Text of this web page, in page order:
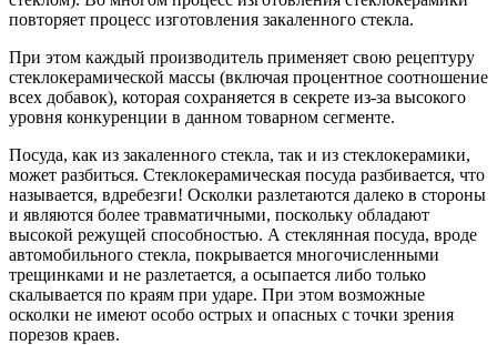
повторяет процесс изготовления закаленного стекла.
При этом каждый производитель применяет свою рецептуру
стеклокерамической массы (включая процентное соотношение
всех добавок), которая сохраняется в секрете из-за высокого
уровня конкуренции в данном товарном сегменте.
Посуда, как из закаленного стекла, так и из стеклокерамики,
может разбиться. Стеклокерамическая посуда разбивается, что
называется, вдребезги! Осколки разлетаются далеко в стороны
и являются более травматичными, поскольку обладают
высокой режущей способностью. А стеклянная посуда, вроде
автомобильного стекла, покрывается многочисленными
трещинками и не разлетается, а осыпается либо только
скалывается по краям при ударе. При этом возможные
осколки не имеют особо острых и опасных с точки зрения
порезов краев.